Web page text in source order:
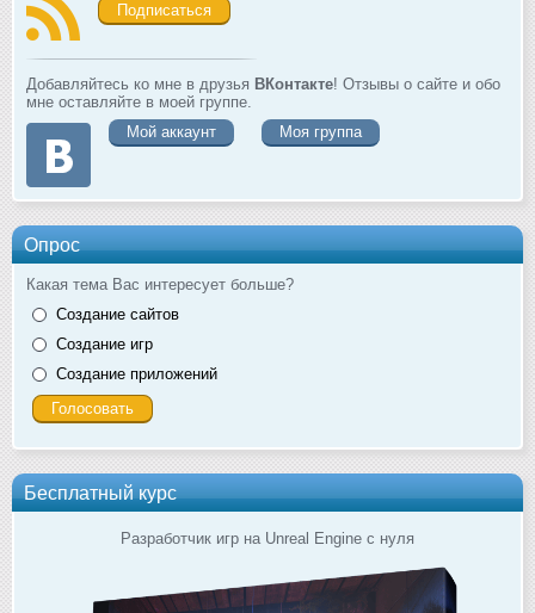
Подписаться
Добавляйтесь ко мне в друзья ВКонтакте! Отзывы о сайте и обо
мне оставляйте в моей группе.
Мой аккаунт
Моя группа
Опрос
Какая тема Вас интересует больше?
Создание сайтов
Создание игр
Создание приложений
Бесплатный курс
Разработчик игр на Unreal Engine с нуля